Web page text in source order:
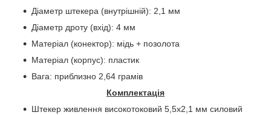
Діаметр штекера (внутрішній): 2,1 мм
Діаметр дроту (вхід): 4 мм
Матеріал (конектор): мідь + позолота
Матеріал (корпус): пластик
Вага: приблизно 2,64 грамів
Комплектація
Штекер живлення високотоковий 5,5х2,1 мм силовий